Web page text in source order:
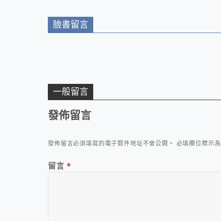
臉書留言
一般留言
發佈留言
發佈留言必須填寫的電子郵件地址不會公開。 必填欄位標示
留言 *